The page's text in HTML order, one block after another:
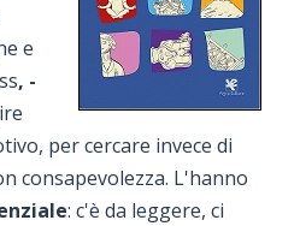
e
, -
per cercare invece di
consapevolezza. L'hanno
: c'è da leggere, ci